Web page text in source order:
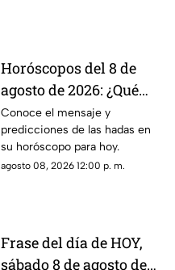
Horóscopos del 8 de
agosto de 2026: ¿Qué
revelan las hadas hoy?
Conoce el mensaje y
predicciones de las hadas en
su horóscopo para hoy.
agosto 08, 2026 12:00 p. m.
Frase del día de HOY,
sábado 8 de agosto de